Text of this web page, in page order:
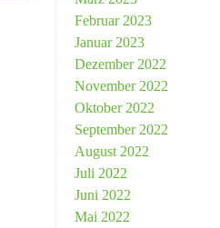
Februar 2023
Januar 2023
Dezember 2022
November 2022
Oktober 2022
September 2022
August 2022
Juli 2022
Juni 2022
Mai 2022